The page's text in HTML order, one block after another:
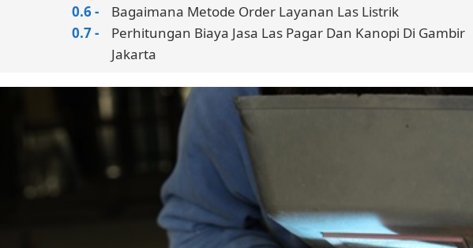
Bagaimana Metode Order Layanan Las Listrik
Perhitungan Biaya Jasa Las Pagar Dan Kanopi Di Gambir
Jakarta